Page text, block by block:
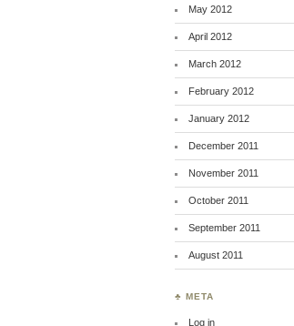
May 2012
April 2012
March 2012
February 2012
January 2012
December 2011
November 2011
October 2011
September 2011
August 2011
♣ META
Log in